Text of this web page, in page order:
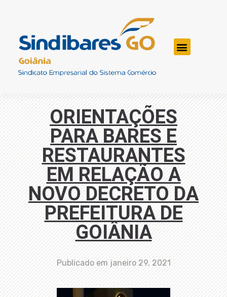
ORIENTAÇÕES
PARA BARES E
RESTAURANTES
EM RELAÇÃO A
NOVO DECRETO DA
PREFEITURA DE
GOIÂNIA
Publicado em janeiro 29, 2021